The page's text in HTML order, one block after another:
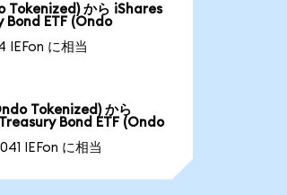
Tokenized) から iShares
Bond ETF (Ondo
IEFon に相当
Tokenized) から
Bond ETF (Ondo
IEFon に相当